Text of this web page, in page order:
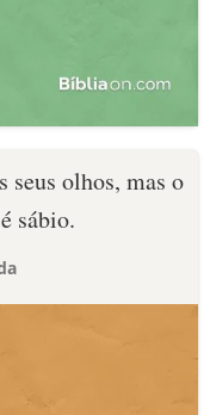
seus olhos, mas o
sábio.